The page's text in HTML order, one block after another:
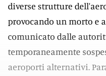
diverse strutture
provocando un morto e
comunicato dalle
temporaneamente
aeroporti alternativi.